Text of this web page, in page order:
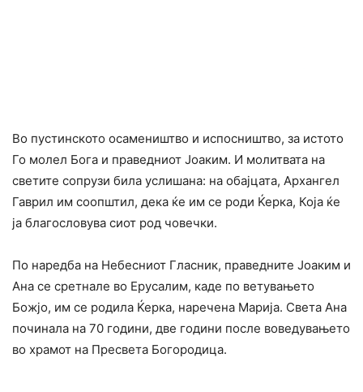
Во пустинското осамеништво и испосништво, за истото
Го молел Бога и праведниот Јоаким. И молитвата на
светите сопрузи била услишана: на обајцата, Архангел
Гаврил им соопштил, дека ќе им се роди Ќерка, Која ќе
ја благословува сиот род човечки.
По наредба на Небесниот Гласник, праведните Јоаким и
Ана се сретнале во Ерусалим, каде по ветувањето
Божјо, им се родила Ќерка, наречена Марија. Света Ана
пoчинала на 70 години, две години после воведувањето
во храмот на Пресвета Богородица.